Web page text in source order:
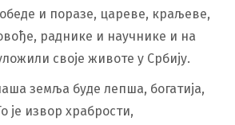
и поразе, цареве, краљеве,
раднике и научнике и на
своје животе у Србију.
земља буде лепша, богатија,
је извор храбрости,